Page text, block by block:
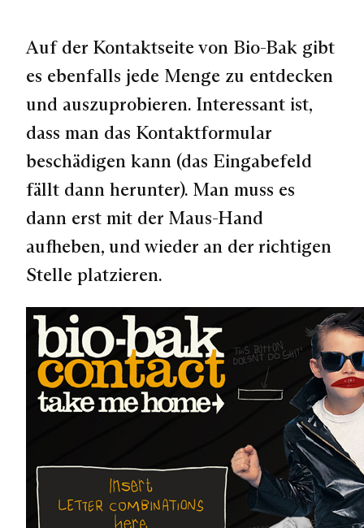
Auf der Kontaktseite von Bio-Bak gibt
es ebenfalls jede Menge zu entdecken
und auszuprobieren. Interessant ist,
dass man das Kontaktformular
beschädigen kann (das Eingabefeld
fällt dann herunter). Man muss es
dann erst mit der Maus-Hand
aufheben, und wieder an der richtigen
Stelle platzieren.